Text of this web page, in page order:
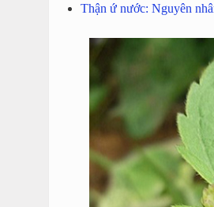
Thận ứ nước: Nguyên